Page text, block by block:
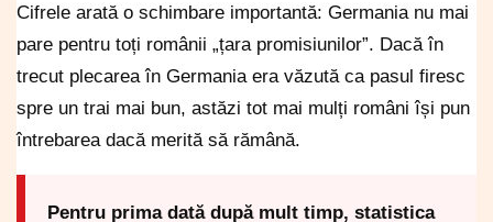
Cifrele arată o schimbare importantă: Germania nu mai
pare pentru toți românii „țara promisiunilor”. Dacă în
trecut plecarea în Germania era văzută ca pasul firesc
spre un trai mai bun, astăzi tot mai mulți români își pun
întrebarea dacă merită să rămână.
Pentru prima dată după mult timp, statistica